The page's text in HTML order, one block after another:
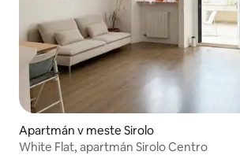
Apartmán v meste Sirolo
White Flat, apartmán Sirolo Centro